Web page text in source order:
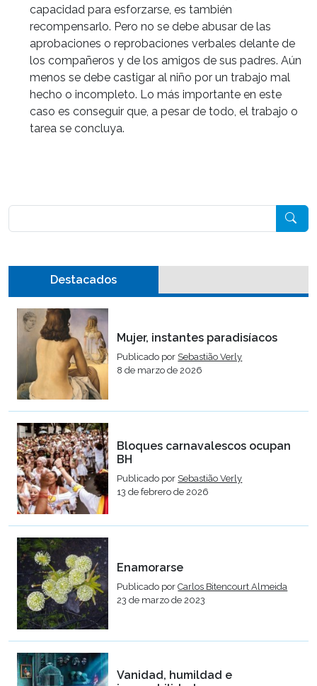
capacidad para esforzarse, es también
recompensarlo. Pero no se debe abusar de las
aprobaciones o reprobaciones verbales delante de
los compañeros y de los amigos de sus padres. Aún
menos se debe castigar al niño por un trabajo mal
hecho o incompleto. Lo más importante en este
caso es conseguir que, a pesar de todo, el trabajo o
tarea se concluya.
Destacados
Mujer, instantes paradisíacos
Publicado por Sebastião Verly
8 de marzo de 2026
Bloques carnavalescos ocupan
BH
Publicado por Sebastião Verly
13 de febrero de 2026
Enamorarse
Publicado porCarlos Bitencourt Almeida
23 de marzo de 2023
Vanidad, humildad e